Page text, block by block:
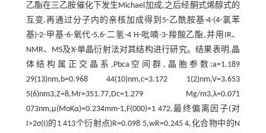
乙酯在三乙胺催化下发生Michael加成,之后经酮式烯醇式的
互变,再通过分子内的亲核加成得到5-乙酰胺基-4-(4-氯苯
基)-2-甲基-6-氧代-5,6-二氢-4 H-吡喃-3-羧酸乙酯,并用IR、
NMR、MS及X-单晶衍射法对其结构进行研究。结果表明,晶
体结构属正交晶系,Pbca空间群,晶胞参数:a=1.189
29(13)nm,b=0.968 44(10)nm,c=3.172 1(2)nm,V=3.653
5(6)nm3,Z=8,Mr=351.77,Dc=1.279 Mg/m3,λ=0.071
073nm,μ(MoKα)=0.234mm-1,F(000)=1 472,最终偏离因子(对
I>2σ(I)的1 413个衍射点)R=0.098 5,wR=0.245 4,化合物中的N